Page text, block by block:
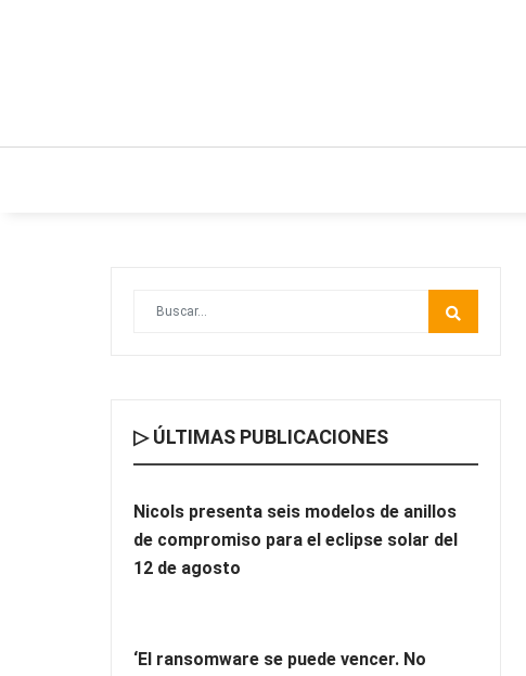
▷ ÚLTIMAS PUBLICACIONES
Nicols presenta seis modelos de anillos
de compromiso para el eclipse solar del
12 de agosto
‘El ransomware se puede vencer. No